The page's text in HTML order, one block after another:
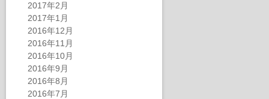
2017年2月
2017年1月
2016年12月
2016年11月
2016年10月
2016年9月
2016年8月
2016年7月